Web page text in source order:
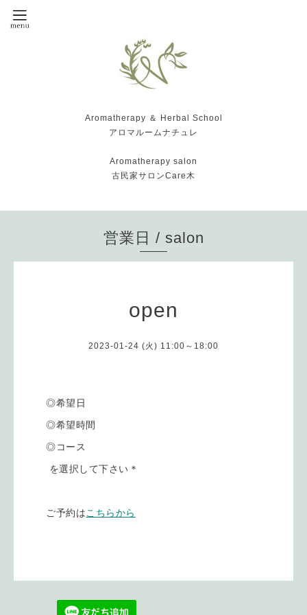
Aromatherapy ＆ Herbal School
アロマルームナチュレ
Aromatherapy salon
古民家サロンCare木
営業日 / salon
open
2023-01-24 (火) 11:00～18:00
◎希望日
◎希望時間
◎コース
を選択して下さい＊
ご予約はこちらから